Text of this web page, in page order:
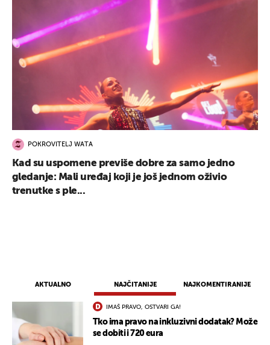
AKTUALNO NAJČITANIJE NAJKOMENTIRANIJE
IMAŠ PRAVO, OSTVARI GA!
Tko ima pravo na inkluzivni dodatak? Može
se dobiti i 720 eura
POKROVITELJ WATA
Kad su uspomene previše dobre za samo jedno
gledanje: Mali uređaj koji je još jednom oživio
trenutke s ple...